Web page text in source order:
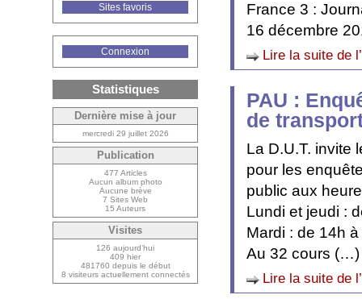
France 3 :
16 décembre
Lire la suite de
PAU :
de
La D.U.T. invite
pour les
public aux
Lundi et jeudi :
Mardi : de 14h
Au 32 cours (…)
Lire la suite de
Sites favoris
Connexion
Statistiques
Dernière mise à jour
mercredi 29 juillet 2026
Publication
477 Articles
Aucun album photo
Aucune brève
7 Sites Web
15 Auteurs
Visites
126 aujourd’hui
409 hier
481760 depuis le début
8 visiteurs actuellement connectés